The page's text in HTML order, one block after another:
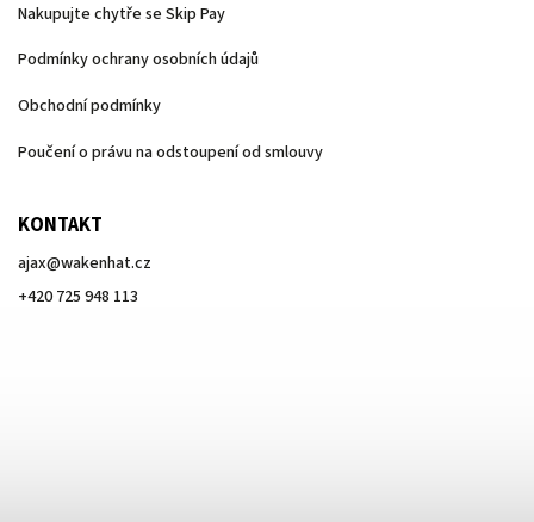
Nakupujte chytře se Skip Pay
Podmínky ochrany osobních údajů
Obchodní podmínky
Poučení o právu na odstoupení od smlouvy
KONTAKT
ajax@wakenhat.cz
+420 725 948 113